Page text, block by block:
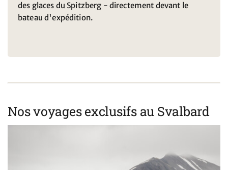
des glaces du Spitzberg - directement devant le
bateau d'expédition.
Nos voyages exclusifs au Svalbard